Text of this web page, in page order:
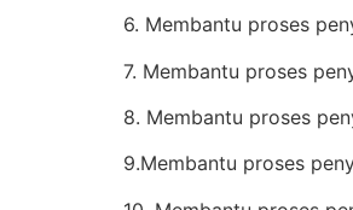
6. Membantu proses
7. Membantu proses
8. Membantu proses
9.Membantu proses